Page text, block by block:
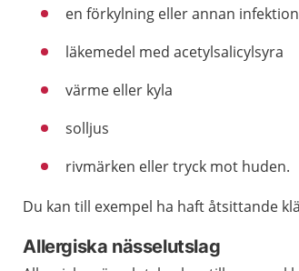
en förkylning eller annan infektion
läkemedel med acetylsalicylsyra
värme eller kyla
solljus
rivmärken eller tryck mot huden.
Du kan till exempel ha haft åtsittande
Allergiska nässelutslag